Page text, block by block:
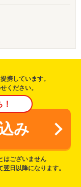
携しています。
ください。
み
はございません
日以降になります。